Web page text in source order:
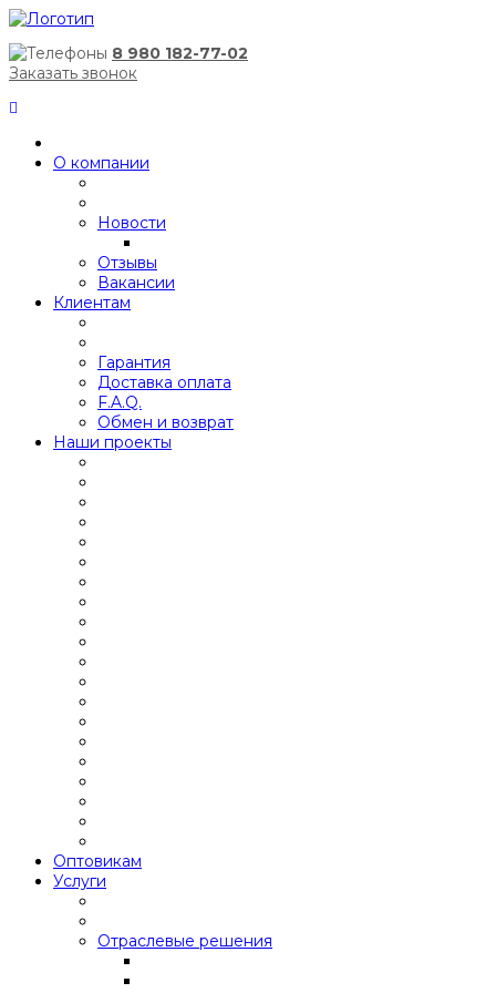
8 980 182-77-02
Заказать звонок
О компании
Новости
Отзывы
Вакансии
Клиентам
Гарантия
Доставка оплата
F.A.Q.
Обмен и возврат
Наши проекты
Оптовикам
Услуги
Отраслевые решения